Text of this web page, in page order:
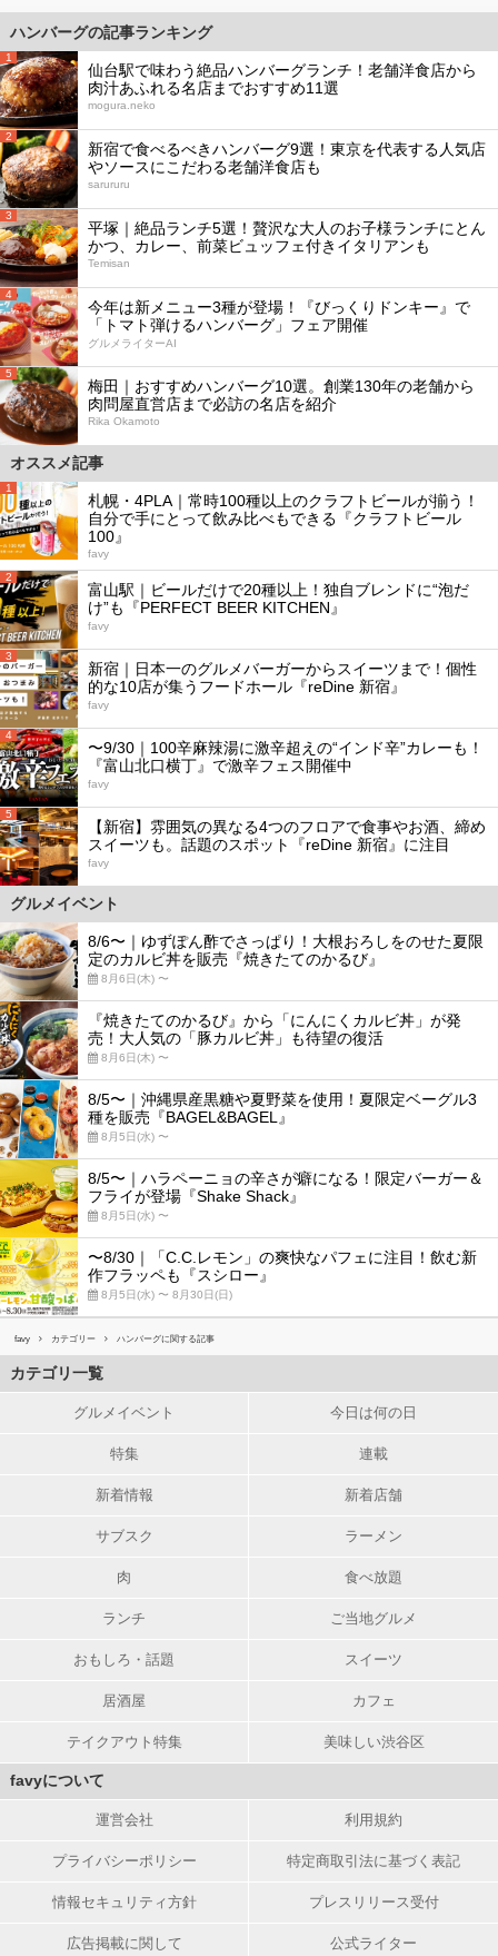
ハンバーグの記事ランキング
1
仙台駅で味わう絶品ハンバーグランチ！老舗洋食店から
肉汁あふれる名店までおすすめ11選
mogura.neko
2
新宿で食べるべきハンバーグ9選！東京を代表する人気店
やソースにこだわる老舗洋食店も
sarururu
3
平塚｜絶品ランチ5選！贅沢な大人のお子様ランチにとん
かつ、カレー、前菜ビュッフェ付きイタリアンも
Temisan
4
今年は新メニュー3種が登場！『びっくりドンキー』で
「トマト弾けるハンバーグ」フェア開催
グルメライターAI
5
梅田｜おすすめハンバーグ10選。創業130年の老舗から
肉問屋直営店まで必訪の名店を紹介
Rika Okamoto
オススメ記事
1
札幌・4PLA｜常時100種以上のクラフトビールが揃う！
自分で手にとって飲み比べもできる『クラフトビール
100』
favy
2
富山駅｜ビールだけで20種以上！独自ブレンドに“泡だ
け”も『PERFECT BEER KITCHEN』
favy
3
新宿｜日本一のグルメバーガーからスイーツまで！個性
的な10店が集うフードホール『reDine 新宿』
favy
4
〜9/30｜100辛麻辣湯に激辛超えの“インド辛”カレーも！
『富山北口横丁』で激辛フェス開催中
favy
5
【新宿】雰囲気の異なる4つのフロアで食事やお酒、締め
スイーツも。話題のスポット『reDine 新宿』に注目
favy
グルメイベント
8/6〜｜ゆずぽん酢でさっぱり！大根おろしをのせた夏限
定のカルビ丼を販売『焼きたてのかるび』
8月6日(木) 〜
『焼きたてのかるび』から「にんにくカルビ丼」が発
売！大人気の「豚カルビ丼」も待望の復活
8月6日(木) 〜
8/5〜｜沖縄県産黒糖や夏野菜を使用！夏限定ベーグル3
種を販売『BAGEL&BAGEL』
8月5日(水) 〜
8/5〜｜ハラペーニョの辛さが癖になる！限定バーガー＆
フライが登場『Shake Shack』
8月5日(水) 〜
〜8/30｜「C.C.レモン」の爽快なパフェに注目！飲む新
作フラッペも『スシロー』
8月5日(水) 〜 8月30日(日)
favy カテゴリー ハンバーグに関する記事
カテゴリ一覧
グルメイベント 今日は何の日
特集 連載
新着情報 新着店舗
サブスク ラーメン
肉 食べ放題
ランチ ご当地グルメ
おもしろ・話題 スイーツ
居酒屋 カフェ
テイクアウト特集 美味しい渋谷区
favyについて
運営会社 利用規約
プライバシーポリシー 特定商取引法に基づく表記
情報セキュリティ方針 プレスリリース受付
広告掲載に関して 公式ライター